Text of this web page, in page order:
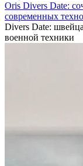
Oris Divers Date:
современных
Divers Date:
военной техники